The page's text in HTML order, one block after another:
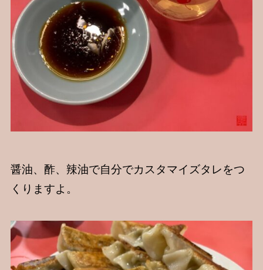
醤油、酢、辣油で自分でカスタマイズタレをつ
くりますよ。